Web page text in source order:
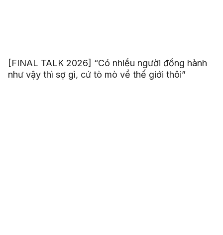
[FINAL TALK 2026] “Có nhiều người đồng hành
như vậy thì sợ gì, cứ tò mò về thế giới thôi”